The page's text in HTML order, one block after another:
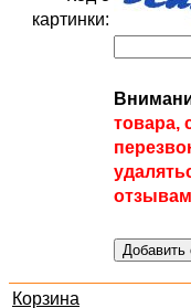
картинки:
товара,
Корзина